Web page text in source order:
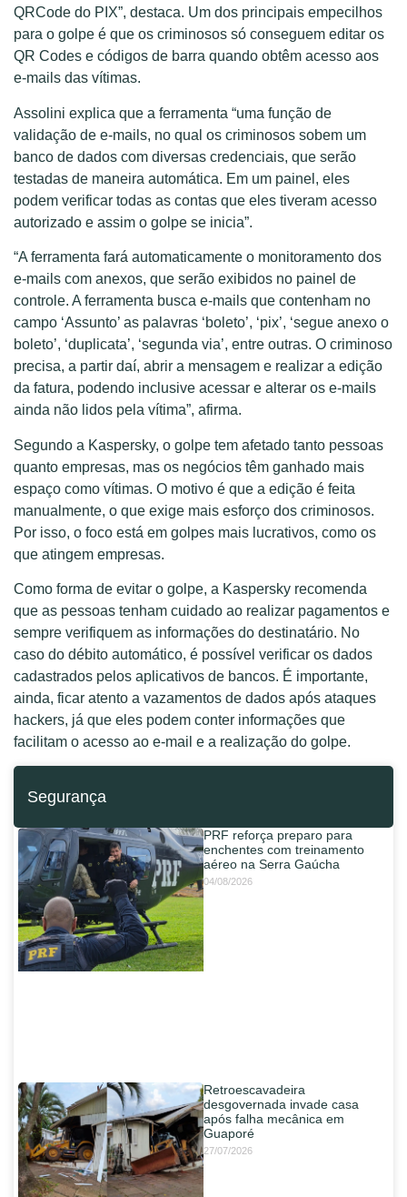
QRCode do PIX”, destaca. Um dos principais empecilhos
para o golpe é que os criminosos só conseguem editar os
QR Codes e códigos de barra quando obtêm acesso aos
e-mails das vítimas.
Assolini explica que a ferramenta “uma função de
validação de e-mails, no qual os criminosos sobem um
banco de dados com diversas credenciais, que serão
testadas de maneira automática. Em um painel, eles
podem verificar todas as contas que eles tiveram acesso
autorizado e assim o golpe se inicia”.
“A ferramenta fará automaticamente o monitoramento dos
e-mails com anexos, que serão exibidos no painel de
controle. A ferramenta busca e-mails que contenham no
campo ‘Assunto’ as palavras ‘boleto’, ‘pix’, ‘segue anexo o
boleto’, ‘duplicata’, ‘segunda via’, entre outras. O criminoso
precisa, a partir daí, abrir a mensagem e realizar a edição
da fatura, podendo inclusive acessar e alterar os e-mails
ainda não lidos pela vítima”, afirma.
Segundo a Kaspersky, o golpe tem afetado tanto pessoas
quanto empresas, mas os negócios têm ganhado mais
espaço como vítimas. O motivo é que a edição é feita
manualmente, o que exige mais esforço dos criminosos.
Por isso, o foco está em golpes mais lucrativos, como os
que atingem empresas.
Como forma de evitar o golpe, a Kaspersky recomenda
que as pessoas tenham cuidado ao realizar pagamentos e
sempre verifiquem as informações do destinatário. No
caso do débito automático, é possível verificar os dados
cadastrados pelos aplicativos de bancos. É importante,
ainda, ficar atento a vazamentos de dados após ataques
hackers, já que eles podem conter informações que
facilitam o acesso ao e-mail e a realização do golpe.
Segurança
PRF reforça preparo para
enchentes com treinamento
aéreo na Serra Gaúcha
04/08/2026
Retroescavadeira
desgovernada invade casa
após falha mecânica em
Guaporé
27/07/2026